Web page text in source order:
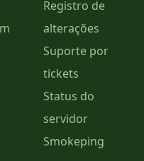
Registro de
alterações
Suporte por
tickets
Status do
servidor
Smokeping